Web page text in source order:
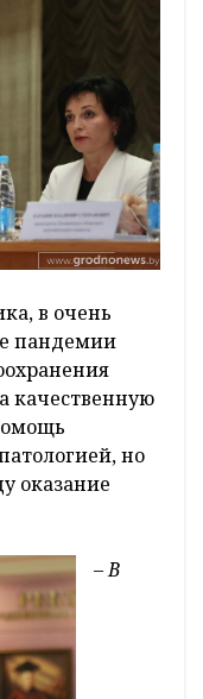
в очень
пандемии
качественную
но
оказание
–В